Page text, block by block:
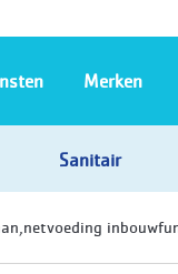
Sanitair
Merken